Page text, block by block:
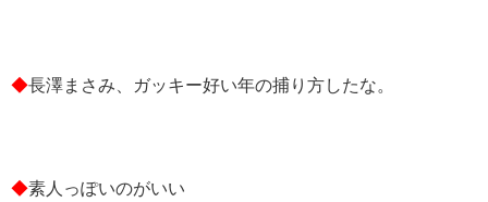
◆長澤まさみ、ガッキー好い年の捕り方したな。
◆素人っぽいのがいい